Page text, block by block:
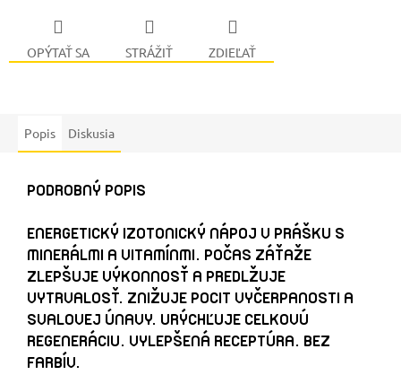
OPÝTAŤ SA STRÁŽIŤ ZDIEĽAŤ
Popis Diskusia
PODROBNÝ POPIS
ENERGETICKÝ IZOTONICKÝ NÁPOJ V PRÁŠKU S
MINERÁLMI A VITAMÍNMI. POČAS ZÁŤAŽE
ZLEPŠUJE VÝKONNOSŤ A PREDLŽUJE
VYTRVALOSŤ. ZNIŽUJE POCIT VYČERPANOSTI A
SVALOVEJ ÚNAVY. URÝCHĽUJE CELKOVÚ
REGENERÁCIU. VYLEPŠENÁ RECEPTÚRA. BEZ
FARBÍV.